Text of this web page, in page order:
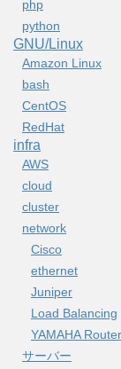
php
python
GNU/Linux
Amazon Linux
bash
CentOS
RedHat
infra
AWS
cloud
cluster
network
Cisco
ethernet
Juniper
Load Balancing
YAMAHA Router
サーバー